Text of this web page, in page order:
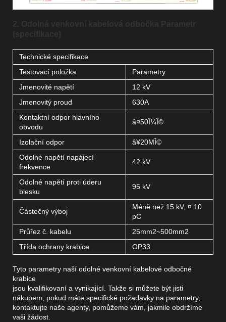
Technické specifikace
Testovací položka
Parametry
Jmenovité napětí
12 kV
Jmenovitý proud
630A
Kontaktní odpor hlavního
obvodu
â¤50Î¼Î©
Izolační odpor
â¥20MÎ©
Odolné napětí napájecí
frekvence
42 kV
Odolné napětí proti úderu
blesku
95 kV
Částečný výboj
Méně než 15 kV, ¤ 10
pC
Průřez č. kabelu
25mm2~500mm2
Třída ochrany krabice
OP33
Tyto parametry naší odolné venkovní kabelové odbočné
krabice
jsou kvalifikovaní a vynikající. Takže si můžete být jisti
nákupem, pokud máte specifické požadavky na parametry,
kontaktujte naše agenty, pomůžeme vám, jakmile obdržíme
vaši žádost.